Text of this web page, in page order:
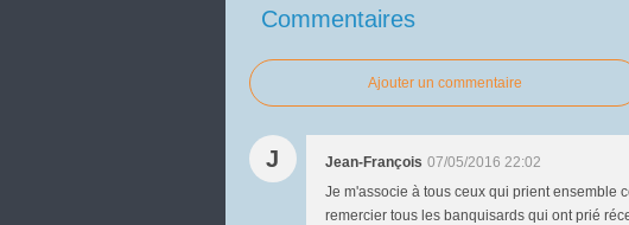
Commentaires
Ajouter un commentaire
J Jean-François 07/05/2016 22:02
Je m'associe à tous ceux qui prient ensemble
remercier tous les banquisards qui ont prié